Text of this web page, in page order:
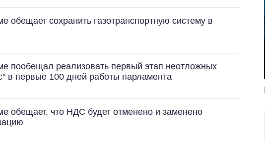
обещает сохранить газотранспортную систему в
пообещал реализовать первый этап неотложных
в первые 100 дней работы парламента
обещает, что НДС будет отменено и заменено